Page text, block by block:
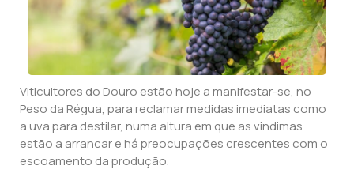
Viticultores do Douro estão hoje a manifestar-se, no
Peso da Régua, para reclamar medidas imediatas como
a uva para destilar, numa altura em que as vindimas
estão a arrancar e há preocupações crescentes com o
escoamento da produção.